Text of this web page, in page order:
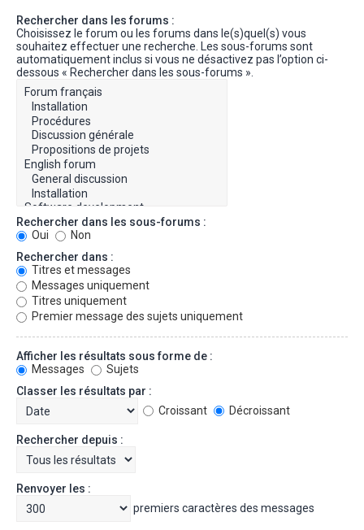
Rechercher dans les forums :
Choisissez le forum ou les forums dans le(s)quel(s) vous
souhaitez effectuer une recherche. Les sous-forums sont
automatiquement inclus si vous ne désactivez pas l’option ci-
dessous « Rechercher dans les sous-forums ».
Rechercher dans les sous-forums :
Oui
Non
Rechercher dans :
Titres et messages
Messages uniquement
Titres uniquement
Premier message des sujets uniquement
Afficher les résultats sous forme de :
Messages
Sujets
Classer les résultats par :
Croissant
Décroissant
Rechercher depuis :
Renvoyer les :
premiers caractères des messages